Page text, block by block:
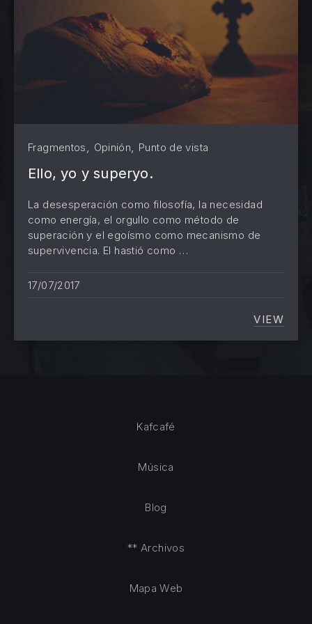
Fragmentos, Opinión, Punto de vista
Ello, yo y superyo.
La desesperación como filosofía, la necesidad
como energía, el orgullo como método de
superación y el egoísmo como mecanismo de
supervivencia. El hastió como …
17/07/2017
VIEWELLO,
Kafcafé
Música
Blog
** Archivos
Mapa Web